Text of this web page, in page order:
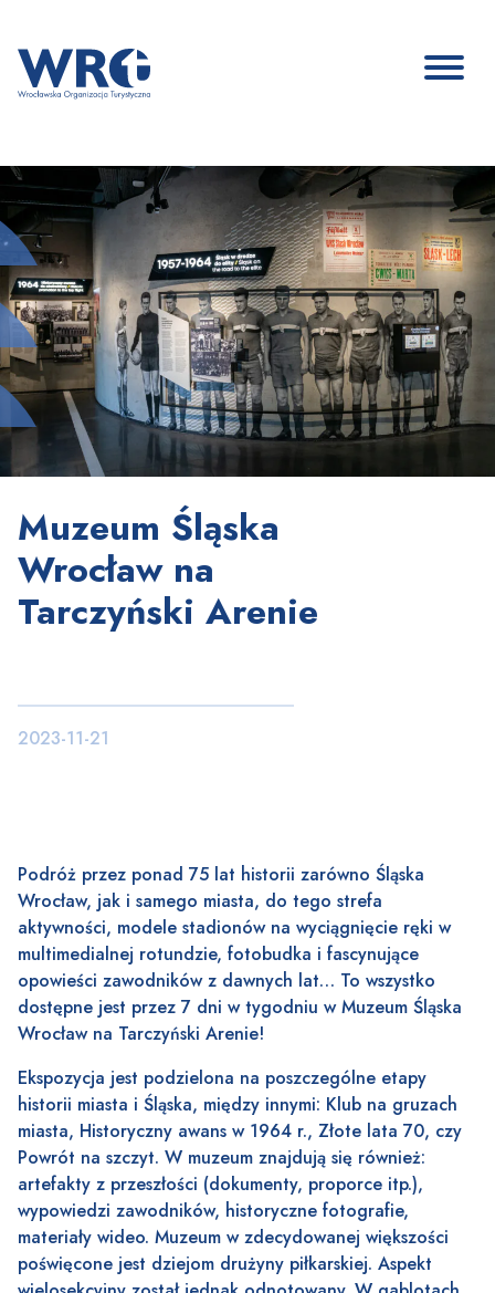
Muzeum Śląska
Wrocław na
Tarczyński Arenie
2023-11-21
Podróż przez ponad 75 lat historii zarówno Śląska
Wrocław, jak i samego miasta, do tego strefa
aktywności, modele stadionów na wyciągnięcie ręki w
multimedialnej rotundzie, fotobudka i fascynujące
opowieści zawodników z dawnych lat… To wszystko
dostępne jest przez 7 dni w tygodniu w Muzeum Śląska
Wrocław na Tarczyński Arenie!
Ekspozycja jest podzielona na poszczególne etapy
historii miasta i Śląska, między innymi: Klub na gruzach
miasta, Historyczny awans w 1964 r., Złote lata 70, czy
Powrót na szczyt. W muzeum znajdują się również:
artefakty z przeszłości (dokumenty, proporce itp.),
wypowiedzi zawodników, historyczne fotografie,
materiały wideo. Muzeum w zdecydowanej większości
poświęcone jest dziejom drużyny piłkarskiej. Aspekt